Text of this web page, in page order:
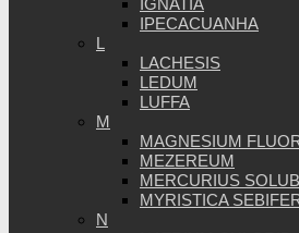
IGNATIA
IPECACUANHA
L
LACHESIS
LEDUM
LUFFA
M
MAGNESIUM
MEZEREUM
MERCURIUS
MYRISTICA
N